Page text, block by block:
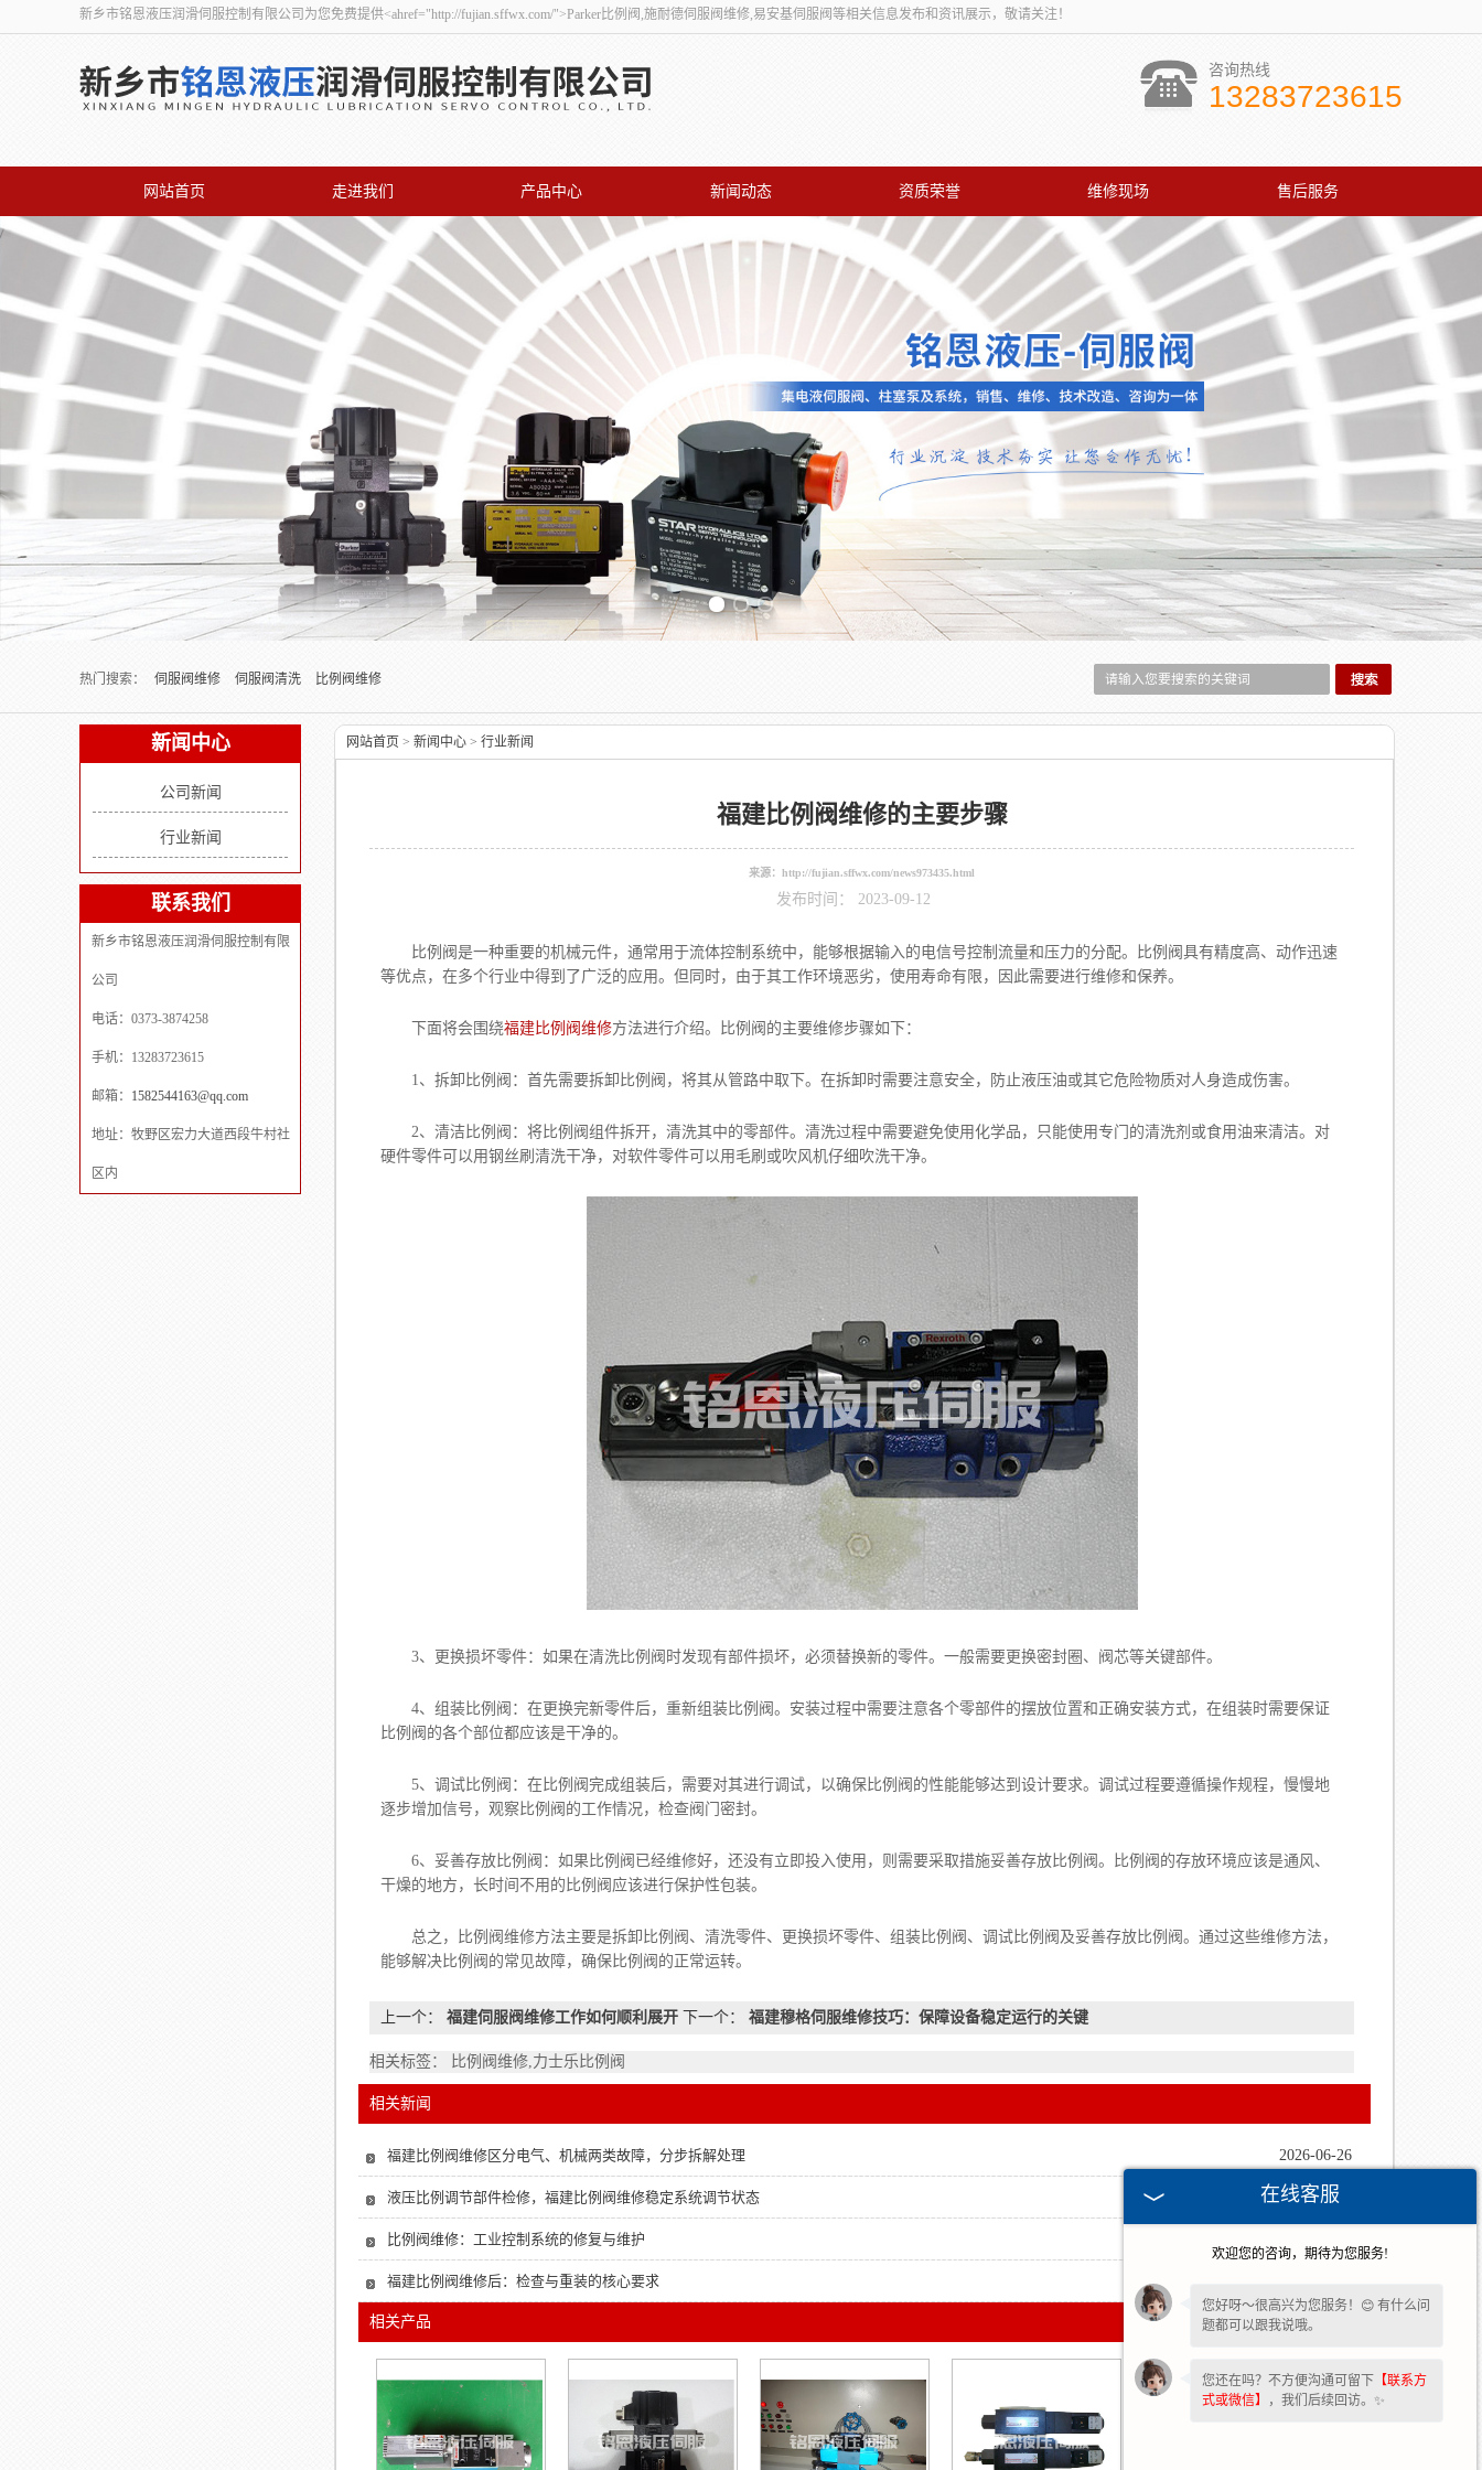
新乡市铭恩液压润滑伺服控制有限公司为您免费提供<ahref="http://fujian.sffwx.com/">Parker比例阀,施耐德伺服阀维修,易安基伺服阀等相关信息发布和资讯展示，敬请关注！
咨询热线
13283723615
网站首页 走进我们 产品中心 新闻动态 资质荣誉 维修现场 售后服务
联系我们
热门搜索：
伺服阀维修 伺服阀清洗 比例阀维修
新闻中心
公司新闻
行业新闻
联系我们
新乡市铭恩液压润滑伺服控制有限
公司
电话：0373-3874258
手机：13283723615
邮箱： 1582544163@qq.com
地址：牧野区宏力大道西段牛村社
区内
网站首页 > 新闻中心 > 行业新闻
福建比例阀维修的主要步骤
来源： http://fujian.sffwx.com/news973435.html
发布时间： 2023-09-12
比例阀是一种重要的机械元件，通常用于流体控制系统中，能够根据输入的电信号控制流量和压力的分配。比例阀具有精度高、动作迅速
等优点，在多个行业中得到了广泛的应用。但同时，由于其工作环境恶劣，使用寿命有限，因此需要进行维修和保养。
下面将会围绕福建比例阀维修方法进行介绍。比例阀的主要维修步骤如下：
1、拆卸比例阀：首先需要拆卸比例阀，将其从管路中取下。在拆卸时需要注意安全，防止液压油或其它危险物质对人身造成伤害。
2、清洁比例阀：将比例阀组件拆开，清洗其中的零部件。清洗过程中需要避免使用化学品，只能使用专门的清洗剂或食用油来清洁。对
硬件零件可以用钢丝刷清洗干净，对软件零件可以用毛刷或吹风机仔细吹洗干净。
3、更换损坏零件：如果在清洗比例阀时发现有部件损坏，必须替换新的零件。一般需要更换密封圈、阀芯等关键部件。
4、组装比例阀：在更换完新零件后，重新组装比例阀。安装过程中需要注意各个零部件的摆放位置和正确安装方式，在组装时需要保证
比例阀的各个部位都应该是干净的。
5、调试比例阀：在比例阀完成组装后，需要对其进行调试，以确保比例阀的性能能够达到设计要求。调试过程要遵循操作规程，慢慢地
逐步增加信号，观察比例阀的工作情况，检查阀门密封。
6、妥善存放比例阀：如果比例阀已经维修好，还没有立即投入使用，则需要采取措施妥善存放比例阀。比例阀的存放环境应该是通风、
干燥的地方，长时间不用的比例阀应该进行保护性包装。
总之，比例阀维修方法主要是拆卸比例阀、清洗零件、更换损坏零件、组装比例阀、调试比例阀及妥善存放比例阀。通过这些维修方法，
能够解决比例阀的常见故障，确保比例阀的正常运转。
上一个： 福建伺服阀维修工作如何顺利展开 下一个： 福建穆格伺服维修技巧：保障设备稳定运行的关键
相关标签： 比例阀维修,力士乐比例阀
相关新闻
2026-06-26
福建比例阀维修区分电气、机械两类故障，分步拆解处理
2026-04-14
液压比例调节部件检修，福建比例阀维修稳定系统调节状态
比例阀维修：工业控制系统的修复与维护
福建比例阀维修后：检查与重装的核心要求
相关产品
在线客服
欢迎您的咨询，期待为您服务!
您好呀～很高兴为您服务！😊 有什么问
题都可以跟我说哦。
您还在吗？不方便沟通可留下 【联系方
式或微信】
，我们后续回访。✨